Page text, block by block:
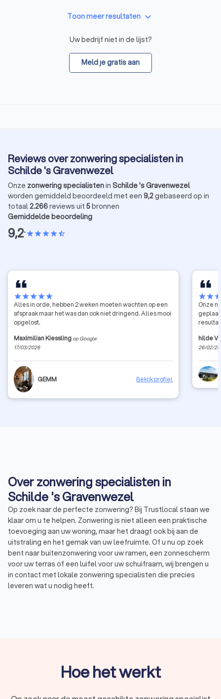
Toon meer resultaten keyboard_arrow_down
Uw bedrijf niet in de lijst?
Meld je gratis aan
Reviews over zonwering specialisten in
Schilde 's Gravenwezel
Onze zonwering specialistenin Schilde 's Gravenwezel
worden gemiddeld beoordeeld met een 9,2gebaseerd op in
totaal2.266reviews uit 5bronnen
Gemiddelde beoordeling
9,2•starstarstarstarstar_half
starstarstarstarstar
Alles in orde, hebben 2 weken moeten wachten op een
afspraak maar het was dan ook niet dringend. Alles mooi
opgelost.
Maximilian Kiessling op Google
17/03/2026
GEMM Bekijk profiel
starstar
Onze
hilde
26/02/
Over zonwering specialisten in
Schilde 's Gravenwezel
Op zoek naar de perfecte zonwering? Bij Trustlocal staan we
klaar om u te helpen. Zonwering is niet alleen een praktische
toevoeging aan uw woning, maar het draagt ook bij aan de
uitstraling en het gemak van uw leefruimte. Of u nu op zoek
bent naar buitenzonwering voor uw ramen, een zonnescherm
voor uw terras of een luifel voor uw schuifraam, wij brengen u
in contact met lokale zonwering specialisten die precies
leveren wat u nodig heeft.
schadelijke UV-stralen met zonwering. Trustlocal begrijpt dat
de keuze voor de juiste zonwering een belangrijke beslissing
Hoe het werkt